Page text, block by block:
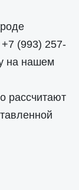
+7 (993) 257-
на нашем
рассчитают